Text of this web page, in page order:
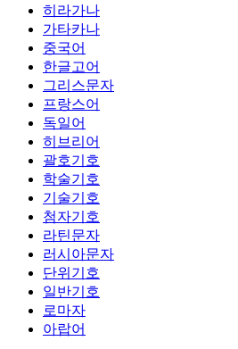
히라가나
가타카나
중국어
한글고어
그리스문자
프랑스어
독일어
히브리어
괄호기호
학술기호
기술기호
첨자기호
라틴문자
러시아문자
단위기호
일반기호
로마자
아랍어